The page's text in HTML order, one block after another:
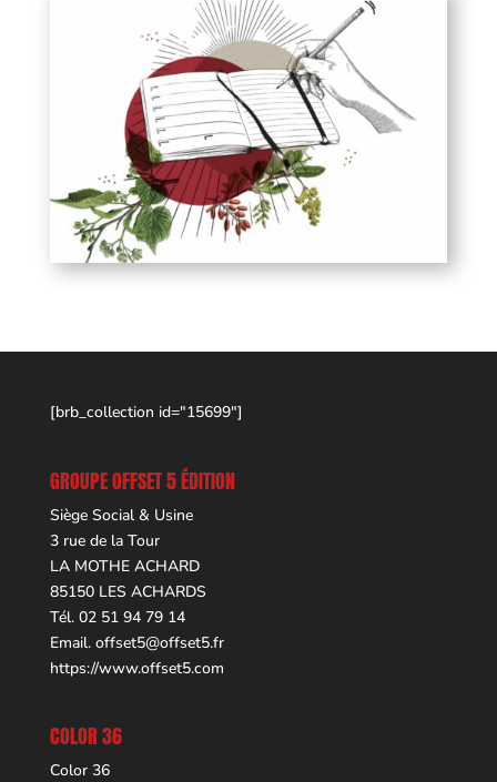
[brb_collection id="15699"]
GROUPE OFFSET 5 ÉDITION
Siège Social & Usine
3 rue de la Tour
LA MOTHE ACHARD
85150 LES ACHARDS
Tél. 02 51 94 79 14
Email. offset5@offset5.fr
https://www.offset5.com
COLOR 36
Color 36